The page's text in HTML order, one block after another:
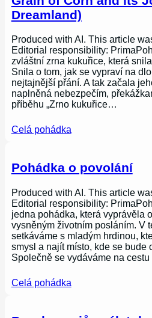
Dreamland)
Produced with AI. This article
Editorial responsibility:
zvláštní zrna kukuřice, která
Snila o tom, jak se vypraví na
nejtajnější přání. A tak začala
naplněná nebezpečím,
příběhu „Zrno kukuřice…
Celá pohádka
Pohádka o povolání
Produced with AI. This article
Editorial responsibility:
jedna pohádka, která vyprávěla
vysněným životním posláním. V
setkáváme s mladým hrdinou,
smysl a najít místo, kde se bude
Společně se vydáváme na
Celá pohádka